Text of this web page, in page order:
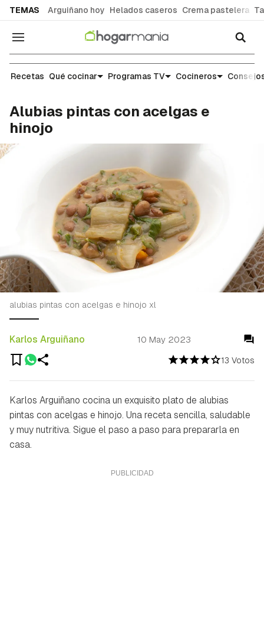
TEMAS Arguiñano hoy Helados caseros Crema pastelera
Navegación
Recetas
Recetas Qué cocinar Programas TV Cocineros
Alubias pintas con acelgas e
hinojo
13 Votos
Karlos Arguiñano 10 May 2023
alubias pintas con acelgas e hinojo xl
Karlos Arguiñano cocina un exquisito plato de alubias
pintas con acelgas e hinojo. Una receta sencilla, saludable
y muy nutritiva. Sigue el paso a paso para prepararla en
casa.